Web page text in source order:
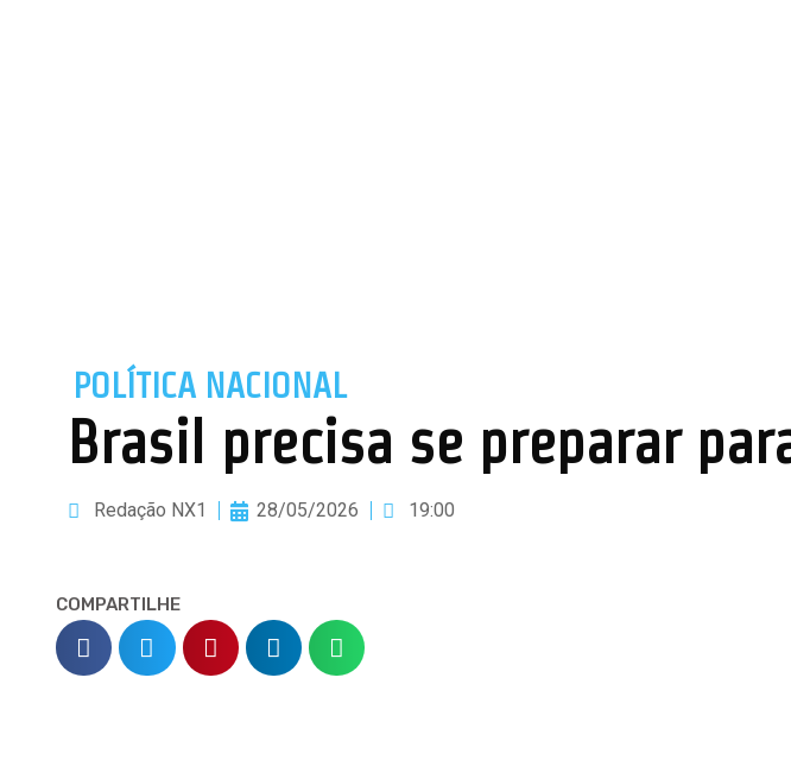
POLÍTICA NACIONAL
Brasil precisa se preparar
Redação NX1 28/05/2026 19:00
COMPARTILHE